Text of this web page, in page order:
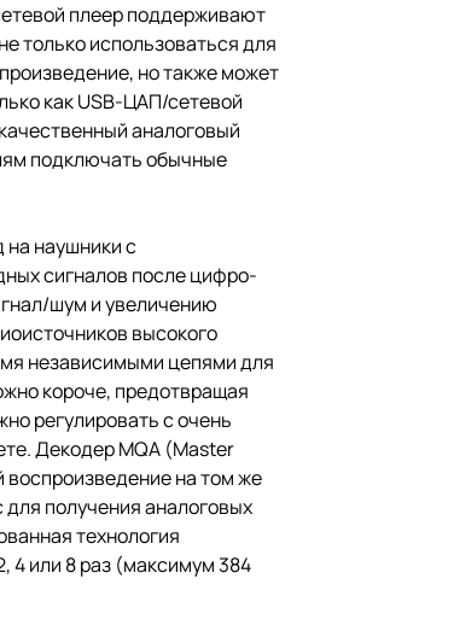
плеер поддерживают
только использоваться для
но также может
как USB-ЦАП/сетевой
аналоговый
подключать обычные
на наушники с
сигналов после цифро-
шум и увеличению
высокого
независимыми цепями для
короче, предотвращая
регулировать с очень
Декодер MQA (Master
на том же
получения аналоговых
технология
4 или 8 раз (максимум 384